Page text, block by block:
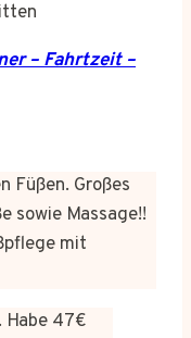
– Fahrtzeit –
Füßen. Großes
sowie Massage!!
mit
Habe 47€